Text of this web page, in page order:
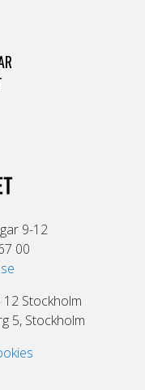
9-12
00
Stockholm
5, Stockholm